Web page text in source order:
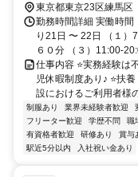
東京都東京23区練馬区
勤務時間詳細 実働時間
り21日 〜 22日 （１）
６０分 （３）11:00-
仕事内容 ⭐実務経験は
児休暇制度あり♪ ⭐扶
設におけるご利用者様
制服あり 業界未経験者歓迎
フリーター歓迎
学歴不問 職
有資格者歓迎
研修あり 賞与
駅近5分以内
入社祝い金あり